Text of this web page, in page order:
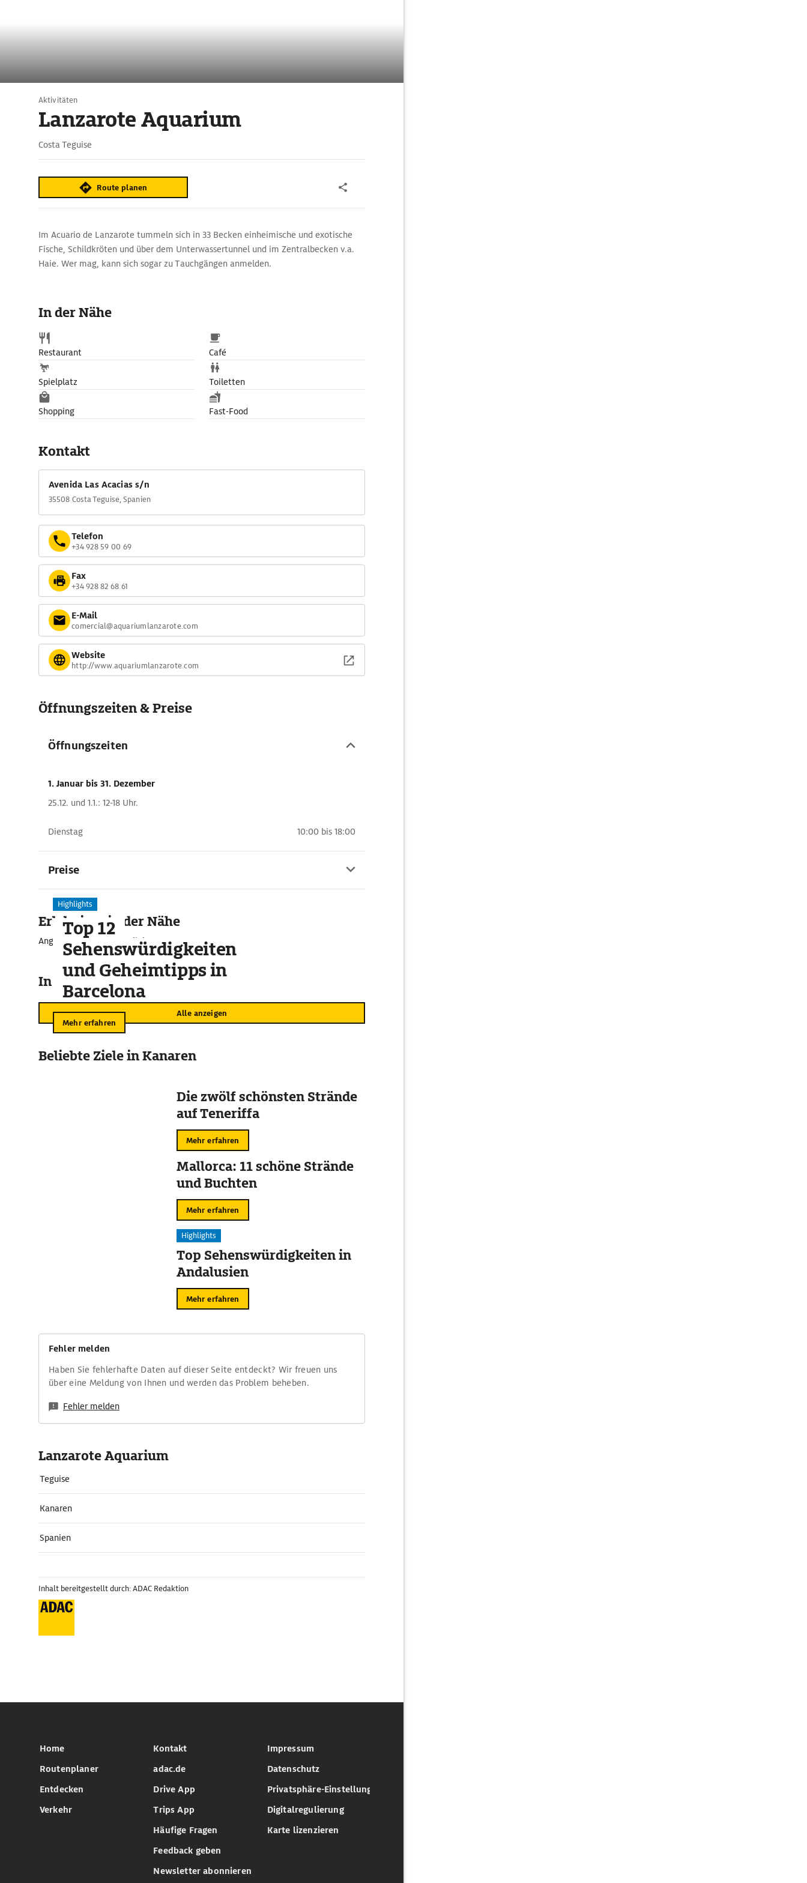
Aktivitäten
Lanzarote Aquarium
Costa Teguise
Route planen
Im Acuario de Lanzarote tummeln sich in 33 Becken einheimische und exotische
Fische, Schildkröten und über dem Unterwassertunnel und im Zentralbecken v.a.
Haie. Wer mag, kann sich sogar zu Tauchgängen anmelden.
In der Nähe
Restaurant Café
Spielplatz Toiletten
Shopping Fast-Food
Kontakt
Avenida Las Acacias s/n
35508 Costa Teguise, Spanien
Telefon
+34 928 59 00 69
Fax
+34 928 82 68 61
E-Mail
comercial@aquariumlanzarote.com
Website
http://www.aquariumlanzarote.com
Öffnungszeiten & Preise
Öffnungszeiten
1. Januar bis 31. Dezember
25.12. und 1.1.: 12-18 Uhr.
Dienstag 10:00 bis 18:00
Preise
Erlebnisse in der Nähe
Angebote für unvergessliche Momente
In der Umgebung
Alle anzeigen
Highlights
Top 12
Sehenswürdigkeiten
und Geheimtipps in
Barcelona
Mehr erfahren
Beliebte Ziele in Kanaren
Die zwölf schönsten Strände
auf Teneriffa
Mehr erfahren
Mallorca: 11 schöne Strände
und Buchten
Mehr erfahren
Highlights
Top Sehenswürdigkeiten in
Andalusien
Mehr erfahren
Fehler melden
Haben Sie fehlerhafte Daten auf dieser Seite entdeckt? Wir freuen uns
über eine Meldung von Ihnen und werden das Problem beheben.
Fehler melden
Lanzarote Aquarium
Teguise
Kanaren
Spanien
Inhalt bereitgestellt durch: ADAC Redaktion
Home
Routenplaner
Entdecken
Verkehr
Kontakt
adac.de
Drive App
Trips App
Häufige Fragen
Feedback geben
Newsletter abonnieren
Impressum
Datenschutz
Privatsphäre-Einstellungen
Digitalregulierung
Karte lizenzieren